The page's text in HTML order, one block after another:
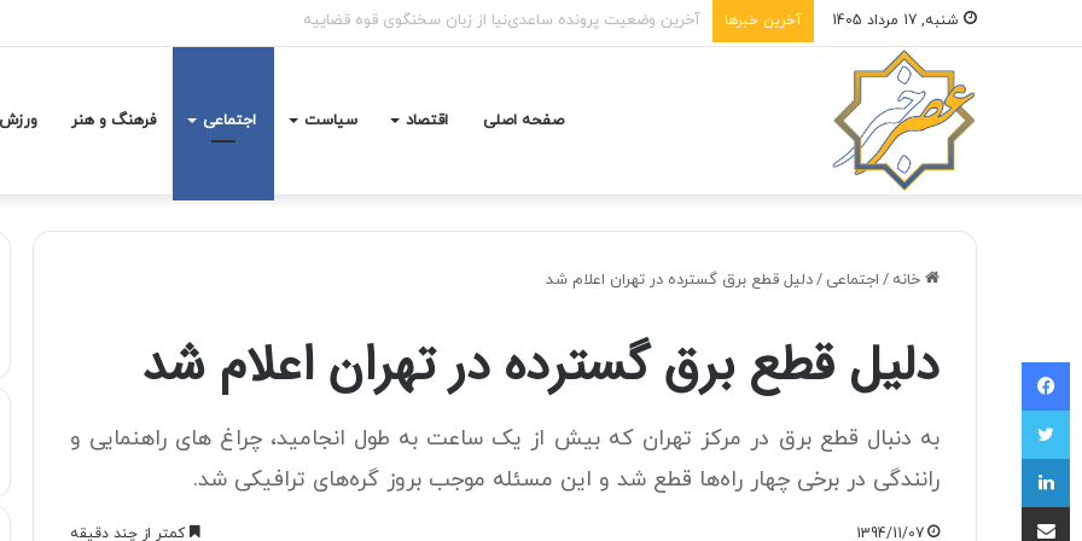
شنبه, 17 مرداد 1405 آخرین خبرها عراقچی: خبرنگاران در جنگ اخیر با شجاعت کنار مردم ماندند
صفحه اصلی اقتصاد سیاست اجتماعی فرهنگ و هنر ورزش
خانه / اجتماعی /دلیل قطع برق گسترده در تهران اعلام شد
دلیل قطع برق گسترده در تهران اعلام شد
به دنبال قطع برق در مرکز تهران که بیش از یک ساعت به طول انجامید، چراغ های راهنمایی و
رانندگی در برخی چهار راه‌ها قطع شد و این مسئله موجب بروز گره‌های ترافیکی شد.
1394/11/07 کمتر از چند دقیقه